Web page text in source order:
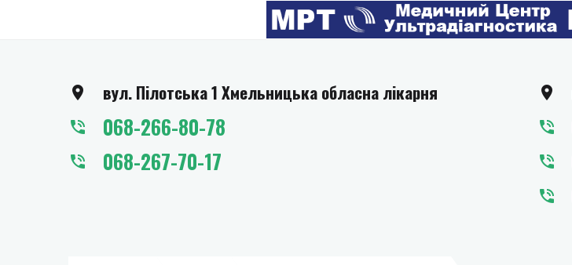
вул. Пілотська 1 Хмельницька обласна лікарня
068-266-80-78
068-267-70-17